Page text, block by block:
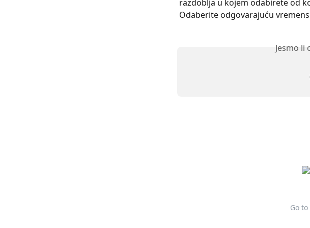
razdoblja u kojem odabirete od
Odaberite odgovarajuću
Jesmo li
Go